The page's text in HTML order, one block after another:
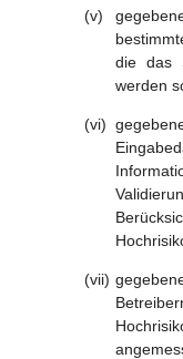
die das
werden